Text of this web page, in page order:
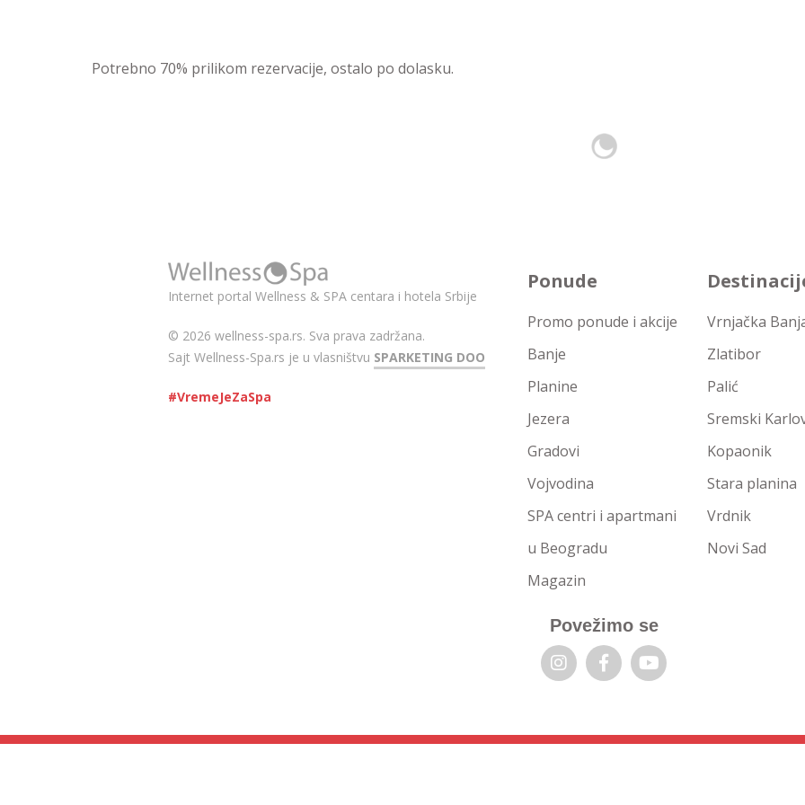
Potrebno 70% prilikom rezervacije, ostalo po dolasku.
Internet portal Wellness & SPA centara i hotela Srbije
© 2026 wellness-spa.rs. Sva prava zadržana.
Sajt Wellness-Spa.rs je u vlasništvu SPARKETING DOO
#VremeJeZaSpa
Ponude
Promo ponude i akcije
Banje
Planine
Jezera
Gradovi
Vojvodina
SPA centri i apartmani
u Beogradu
Magazin
Vrnjačka
Zlatibor
Palić
Sremski
Kopaonik
Stara planina
Vrdnik
Novi Sad
Povežimo se